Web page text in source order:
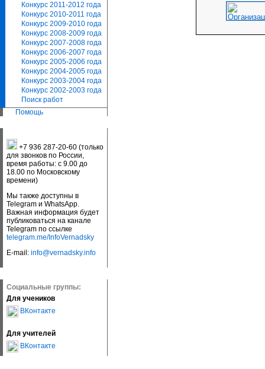
Конкурс 2011-2012 года
Конкурс 2010-2011 года
Конкурс 2009-2010 года
Конкурс 2008-2009 года
Конкурс 2007-2008 года
Конкурс 2006-2007 года
Конкурс 2005-2006 года
Конкурс 2004-2005 года
Конкурс 2003-2004 года
Конкурс 2002-2003 года
Поиск работ
Помощь
+7 936 287-20-60 (только
для звонков по России,
время работы: с 9.00 до
18.00 по Московскому
времени)
Мы также доступны в
Telegram и WhatsApp.
Важная информация будет
публиковаться на канале
Telegram по ссылке
telegram.me/InfoVernadsky
E-mail: info@vernadsky.info
Социальные группы:
Для учеников
ВКонтакте
Для учителей
ВКонтакте